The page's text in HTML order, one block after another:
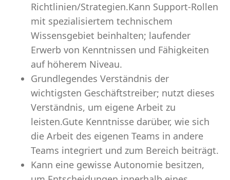
Richtlinien/Strategien.Kann Support-Rollen
mit spezialisiertem technischem
Wissensgebiet beinhalten; laufender
Erwerb von Kenntnissen und Fähigkeiten
auf höherem Niveau.
Grundlegendes Verständnis der
wichtigsten Geschäftstreiber; nutzt dieses
Verständnis, um eigene Arbeit zu
leisten.Gute Kenntnisse darüber, wie sich
die Arbeit des eigenen Teams in andere
Teams integriert und zum Bereich beiträgt.
Kann eine gewisse Autonomie besitzen,